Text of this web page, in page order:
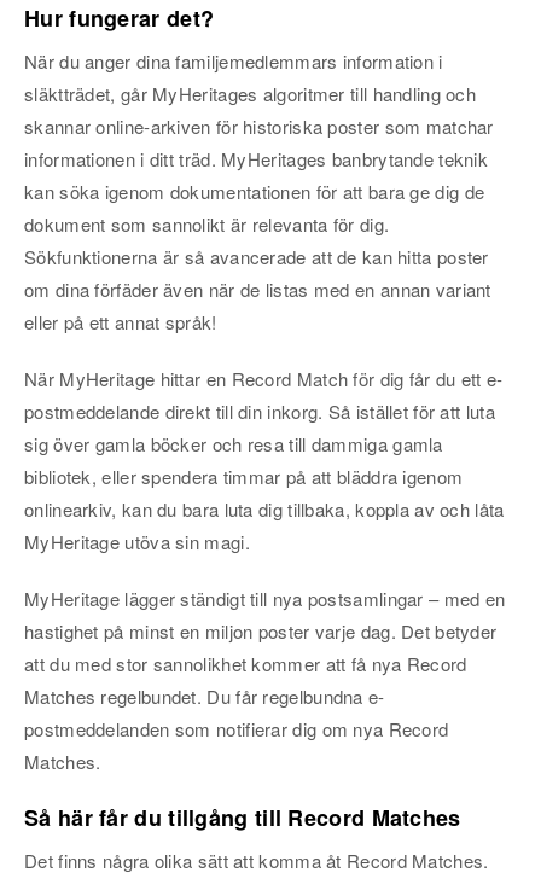
Hur fungerar det?
När du anger dina familjemedlemmars information i
släktträdet, går MyHeritages algoritmer till handling och
skannar online-arkiven för historiska poster som matchar
informationen i ditt träd. MyHeritages banbrytande teknik
kan söka igenom dokumentationen för att bara ge dig de
dokument som sannolikt är relevanta för dig.
Sökfunktionerna är så avancerade att de kan hitta poster
om dina förfäder även när de listas med en annan variant
eller på ett annat språk!
När MyHeritage hittar en Record Match för dig får du ett e-
postmeddelande direkt till din inkorg. Så istället för att luta
sig över gamla böcker och resa till dammiga gamla
bibliotek, eller spendera timmar på att bläddra igenom
onlinearkiv, kan du bara luta dig tillbaka, koppla av och låta
MyHeritage utöva sin magi.
MyHeritage lägger ständigt till nya postsamlingar – med en
hastighet på minst en miljon poster varje dag. Det betyder
att du med stor sannolikhet kommer att få nya Record
Matches regelbundet. Du får regelbundna e-
postmeddelanden som notifierar dig om nya Record
Matches.
Så här får du tillgång till Record Matches
Det finns några olika sätt att komma åt Record Matches.